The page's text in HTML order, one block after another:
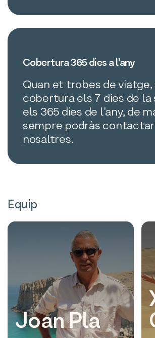
Cobertura 365 dies a l'any
Quan et trobes de
cobertura els 7 dies de la
els 365 dies de l'any, de
sempre podràs
nosaltres.
Equip
Joan Pla